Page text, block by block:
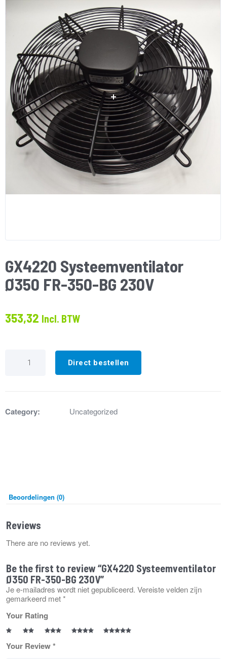
GX4220 Systeemventilator
Ø350 FR-350-BG 230V
353,32 Incl. BTW
Systeemventilator
230V
aantal
Direct bestellen
Category: Uncategorized
Beoordelingen (0)
Reviews
There are no reviews yet.
Be the first to review “GX4220 Systeemventilator
Ø350 FR-350-BG 230V”
Je e-mailadres wordt niet gepubliceerd. Vereiste velden zijn
gemarkeerd met*
Your Rating
Your Review*